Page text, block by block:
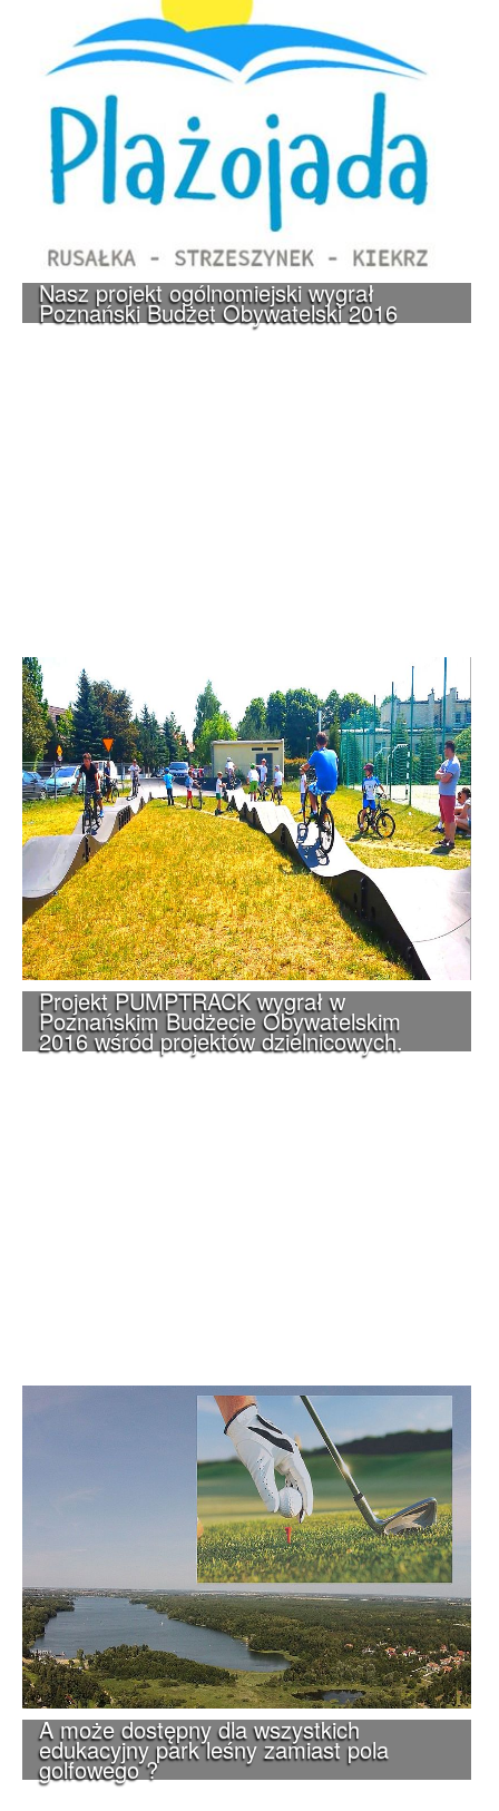
Nasz projekt ogólnomiejski wygrał
Poznański Budżet Obywatelski 2016
Projekt PUMPTRACK wygrał w
Poznańskim Budżecie Obywatelskim
2016 wśród projektów dzielnicowych.
A może dostępny dla wszystkich
edukacyjny park leśny zamiast pola
golfowego ?